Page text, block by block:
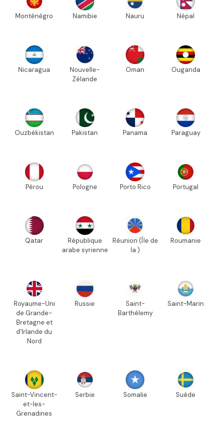
Monténégro Namibie Nauru Népal
Nicaragua
Nouvelle-
Zélande
Oman Ouganda
Ouzbékistan Pakistan Panama Paraguay
Pérou Pologne Porto Rico Portugal
Qatar
République
arabe syrienne
Réunion (Île de
la )
Roumanie
Royaume-Uni
de Grande-
Bretagne et
d'Irlande du
Nord
Russie
Saint-
Barthélemy
Saint-Marin
Saint-Vincent-
et-les-
Grenadines
Serbie Somalie Suède